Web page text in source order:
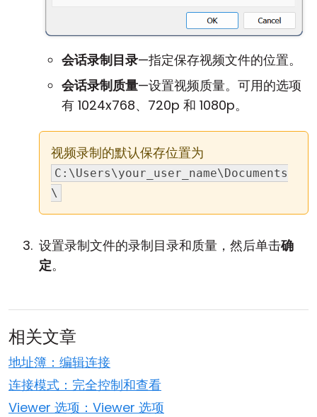
会话录制目录—指定保存视频文件的位置。
会话录制质量—设置视频质量。可用的选项
有 1024x768、720p 和 1080p。
视频录制的默认保存位置为
C:\Users\your_user_name\Documents
\
设置录制文件的录制目录和质量，然后单击确
定。
相关文章
地址簿：编辑连接
连接模式：完全控制和查看
Viewer 选项：Viewer 选项